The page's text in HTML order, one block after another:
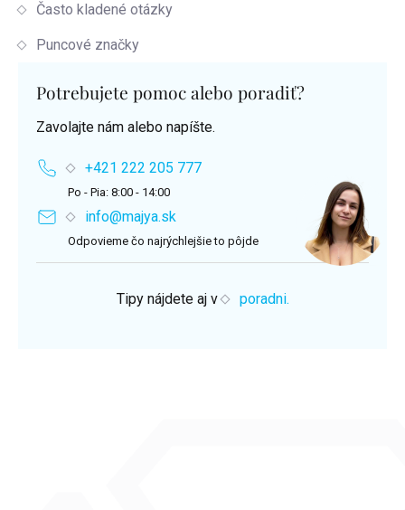
Často kladené otázky
Puncové značky
Potrebujete pomoc alebo poradiť?
Zavolajte nám alebo napíšte.
+421 222 205 777
Po - Pia: 8:00 - 14:00
info@majya.sk
Odpovieme čo najrýchlejšie to pôjde
Tipy nájdete aj v poradni.